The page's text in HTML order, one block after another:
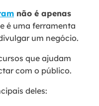
não é apenas
é uma ferramenta
um negócio.
que ajudam
com o público.
deles: